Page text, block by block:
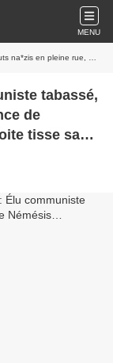
MENU
Comment l’extrême droite tisse sa toile
tabassé,
de
tisse sa